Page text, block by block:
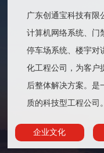
广东创通宝科技有限
计算机网络系统、门
停车场系统、楼宇对
化工程公司，为客户
后整体解决方案。是
质的科技型工程公司。
企业文化